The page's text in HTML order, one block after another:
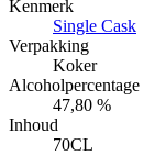
Kenmerk
Single Cask
Verpakking
Koker
Alcoholpercentage
47,80 %
Inhoud
70CL